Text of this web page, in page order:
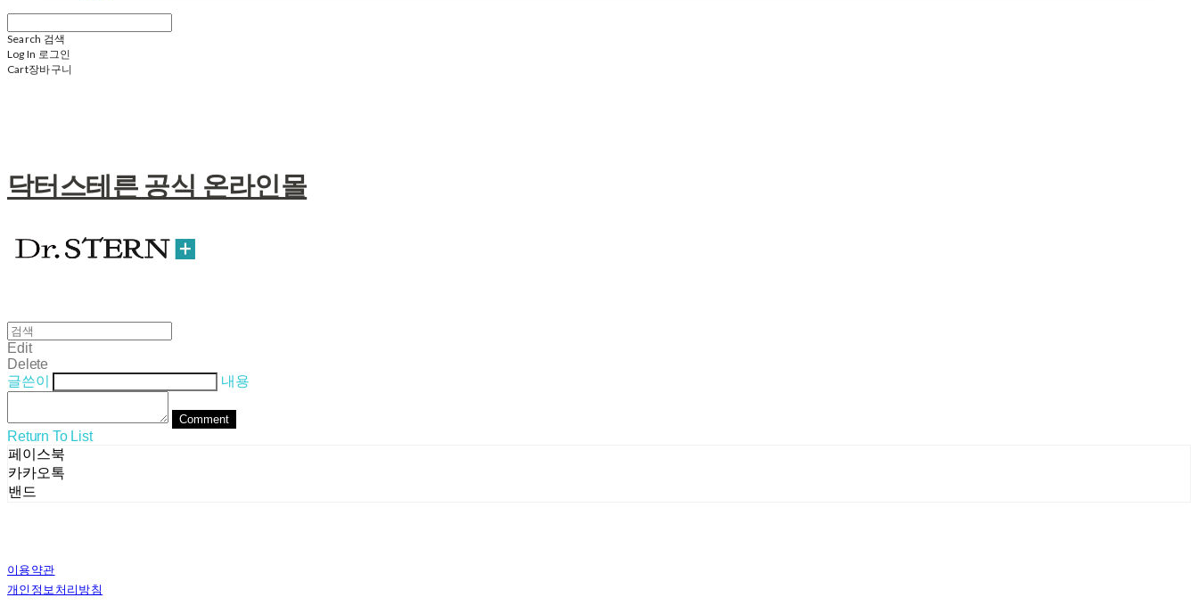
Search 검색
Log In 로그인
Cart장바구니
닥터스테른 공식 온라인몰
Edit
Delete
글쓴이
내용
Comment
Return To List
페이스북
카카오톡
밴드
이용약관
개인정보처리방침